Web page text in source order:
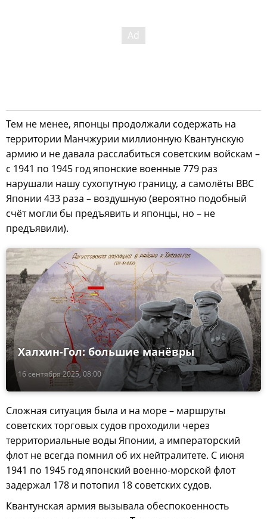
Тем не менее, японцы продолжали содержать на
территории Манчжурии миллионную Квантунскую
армию и не давала расслабиться советским войскам –
с 1941 по 1945 год японские военные 779 раз
нарушали нашу сухопутную границу, а самолёты ВВС
Японии 433 раза – воздушную (вероятно подобный
счёт могли бы предъявить и японцы, но – не
предъявили).
16 сентября 2025, 08:00
Халхин-Гол: большие манёвры
Сложная ситуация была и на море – маршруты
советских торговых судов проходили через
территориальные воды Японии, а императорский
флот не всегда помнил об их нейтралитете. С июня
1941 по 1945 год японский военно-морской флот
задержал 178 и потопил 18 советских судов.
Квантунская армия вызывала обеспокоенность